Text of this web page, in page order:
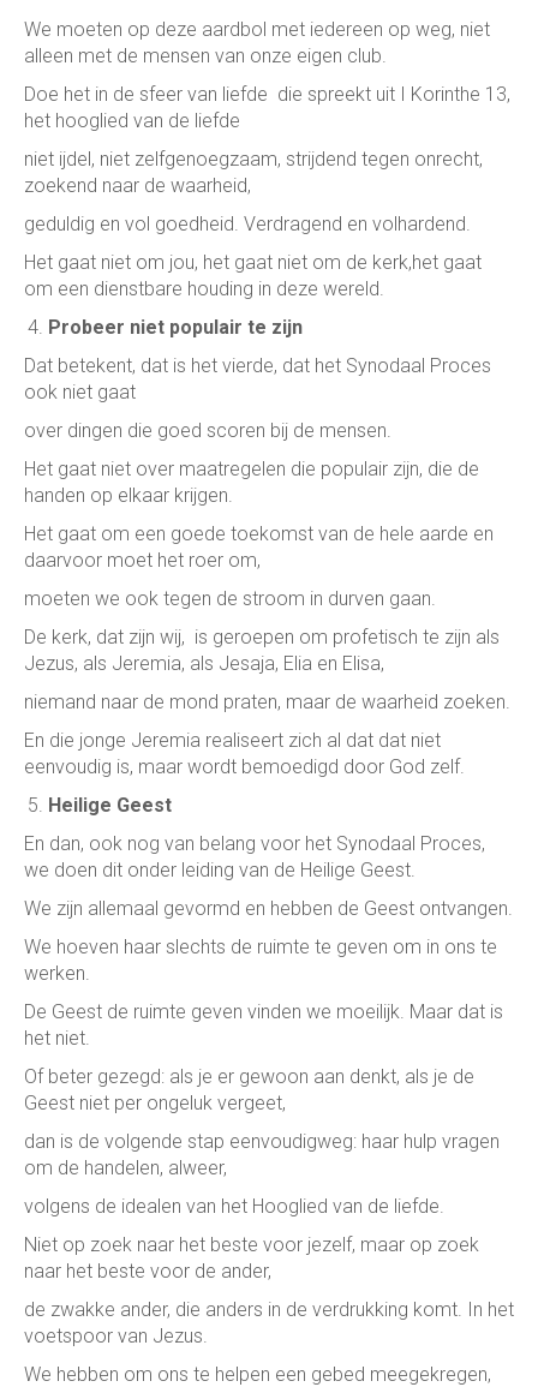
We moeten op deze aardbol met iedereen op weg, niet
alleen met de mensen van onze eigen club.
Doe het in de sfeer van liefde die spreekt uit I Korinthe 13,
het hooglied van de liefde
niet ijdel, niet zelfgenoegzaam, strijdend tegen onrecht,
zoekend naar de waarheid,
geduldig en vol goedheid. Verdragend en volhardend.
Het gaat niet om jou, het gaat niet om de kerk,het gaat
om een dienstbare houding in deze wereld.
Probeer niet populair te zijn
Dat betekent, dat is het vierde, dat het Synodaal Proces
ook niet gaat
over dingen die goed scoren bij de mensen.
Het gaat niet over maatregelen die populair zijn, die de
handen op elkaar krijgen.
Het gaat om een goede toekomst van de hele aarde en
daarvoor moet het roer om,
moeten we ook tegen de stroom in durven gaan.
De kerk, dat zijn wij, is geroepen om profetisch te zijn als
Jezus, als Jeremia, als Jesaja, Elia en Elisa,
niemand naar de mond praten, maar de waarheid zoeken.
En die jonge Jeremia realiseert zich al dat dat niet
eenvoudig is, maar wordt bemoedigd door God zelf.
Heilige Geest
En dan, ook nog van belang voor het Synodaal Proces,
we doen dit onder leiding van de Heilige Geest.
We zijn allemaal gevormd en hebben de Geest ontvangen.
We hoeven haar slechts de ruimte te geven om in ons te
werken.
De Geest de ruimte geven vinden we moeilijk. Maar dat is
het niet.
Of beter gezegd: als je er gewoon aan denkt, als je de
Geest niet per ongeluk vergeet,
dan is de volgende stap eenvoudigweg: haar hulp vragen
om de handelen, alweer,
volgens de idealen van het Hooglied van de liefde.
Niet op zoek naar het beste voor jezelf, maar op zoek
naar het beste voor de ander,
de zwakke ander, die anders in de verdrukking komt. In het
voetspoor van Jezus.
We hebben om ons te helpen een gebed meegekregen,